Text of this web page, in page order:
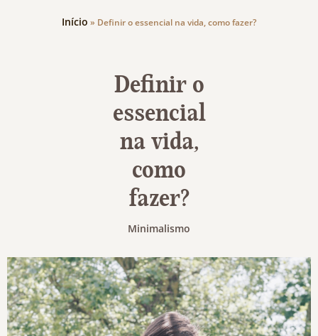
Início » Definir o essencial na vida, como fazer?
Definir o
essencial
na vida,
como
fazer?
Minimalismo